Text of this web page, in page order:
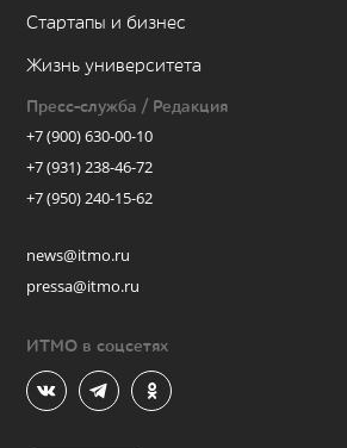
Стартапы и бизнес
Жизнь университета
Пресс-служба / Редакция
+7 (900) 630-00-10
+7 (931) 238-46-72
+7 (950) 240-15-62
news@itmo.ru
pressa@itmo.ru
ИТМО в соцсетях